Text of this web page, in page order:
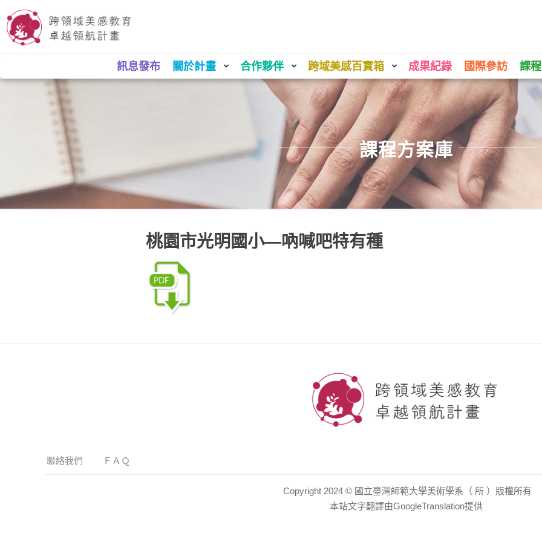
訊息發布 關於計畫 合作夥伴 跨域美感百寶箱 成果紀錄 國際參訪 課
課程方案庫
桃園市光明國小—吶喊吧特有種
聯絡我們 ＦＡＱ
Copyright 2024 © 國立臺灣師範大學美術學系（ 所 ）版權所有
本站文字翻譯由GoogleTranslation提供